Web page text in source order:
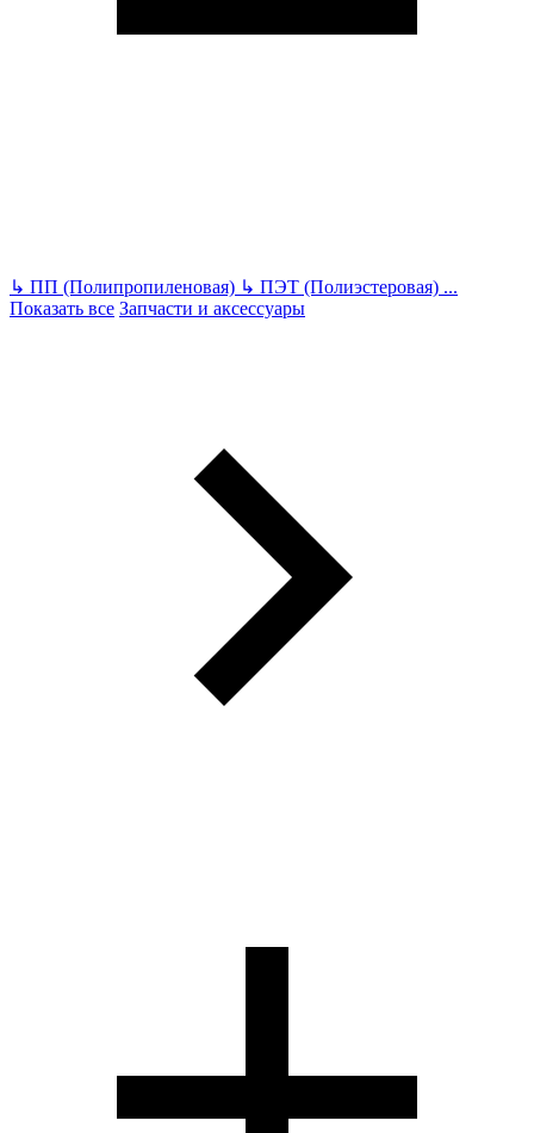
↳ ПП (Полипропиленовая) ↳ ПЭТ (Полиэстеровая) ...
Показать все Запчасти и аксессуары